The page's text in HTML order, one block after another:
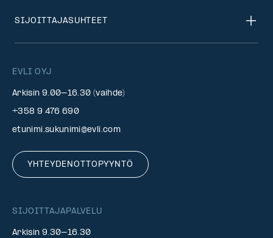
EVLI OYJ
Arkisin 9.00–16.30 (vaihde)
+358 9 476 690
etunimi.sukunimi@evli.com
YHTEYDENOTTOPYYNTÖ
SIJOITTAJAPALVELU
Arkisin 9.30–16.30
SIJOITTAJASUHTEET